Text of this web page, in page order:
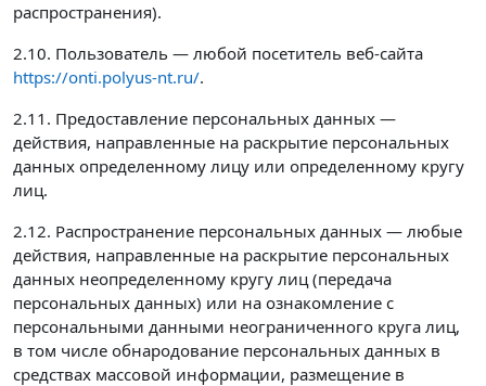
распространения).
2.10. Пользователь — любой посетитель веб-сайта
https://onti.polyus-nt.ru/.
2.11. Предоставление персональных данных —
действия, направленные на раскрытие персональных
данных определенному лицу или определенному кругу
лиц.
2.12. Распространение персональных данных — любые
действия, направленные на раскрытие персональных
данных неопределенному кругу лиц (передача
персональных данных) или на ознакомление с
персональными данными неограниченного круга лиц,
в том числе обнародование персональных данных в
средствах массовой информации, размещение в